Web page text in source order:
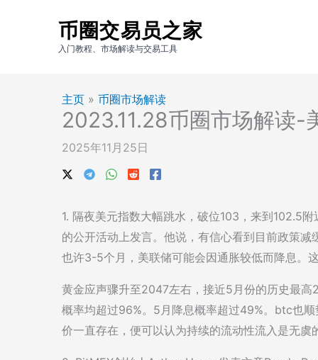
币圈交易员之家
入门教程、市场解读与交易工具
主页 » 币圈市场解读
2023.11.28币圈市场解读-
2025年11月25日
1. 隔夜美元指数大幅跳水，破位103，来到102.5
的公开活动上发言。他说，有信心看到目前政策减
也许3-5个月，美联储可能会因通胀较低而降息。这
黄金应声骤升至2047左右，接近5月份的历史最
概率均超过96%。5月降息概率超过49%。btc也
价一直存在，便可以认为持续的流动性流入是无虞